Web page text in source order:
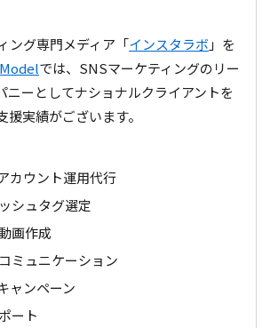
ング専門メディア「インスタラボ 」を
では、SNSマーケティングのリー
ニーとしてナショナルクライアントを
援実績がございます。
カウント運用代行
シュタグ選定
画作成
ミュニケーション
ャンペーン
ート